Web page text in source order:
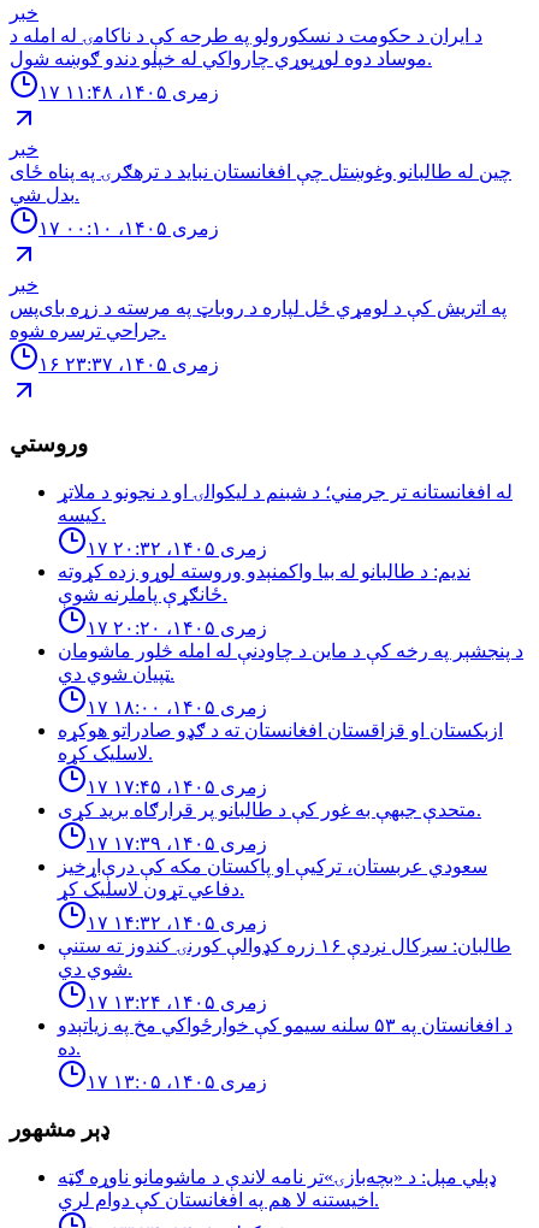
خبر
د ایران د حکومت د نسکورولو په طرحه کې د ناکامۍ له امله د
موساد دوه لوړپوړي چارواکي له خپلو دندو ګوښه شول.
۱۷ زمری ۱۴۰۵، ۱۱:۴۸
خبر
چین له طالبانو وغوښتل چې افغانستان نباید د ترهګرۍ په پناه ځای
بدل شي.
۱۷ زمری ۱۴۰۵، ۰۰:۱۰
خبر
په اتریش کې د لومړي ځل لپاره د روباټ په مرسته د زړه بای‌پس
جراحي ترسره شوه.
۱۶ زمری ۱۴۰۵، ۲۳:۳۷
وروستي
له افغانستانه تر جرمني؛ د شبنم د ليكوالۍ او د نجونو د ملاتړ
كيسه.
۱۷ زمری ۱۴۰۵، ۲۰:۳۲
نديم: د طالبانو له بيا واكمنېدو وروسته لوړو زده كړوته
ځانګړې پاملرنه شوې.
۱۷ زمری ۱۴۰۵، ۲۰:۲۰
د پنجشېر په رخه کې د ماین د چاودنې له امله څلور ماشومان
ټپیان شوي دي.
۱۷ زمری ۱۴۰۵، ۱۸:۰۰
ازبكستان او قزاقستان افغانستان ته د ګډو صادراتو هوكړه
لاسليک كړه.
۱۷ زمری ۱۴۰۵، ۱۷:۴۵
متحدې جبهې به غور کې د طالبانو پر قرارګاه بريد كړی.
۱۷ زمری ۱۴۰۵، ۱۷:۳۹
سعودي عربستان، ترکیې او پاکستان مکه کې درې‌اړخیز
دفاعي تړون لاسلیک کړ.
۱۷ زمری ۱۴۰۵، ۱۴:۳۲
طالبان: سږكال نږدې ١۶ زره كډوالې كورنۍ كندوز ته ستنې
شوي دي.
۱۷ زمری ۱۴۰۵، ۱۳:۲۴
د افغانستان په ۵۳ سلنه سيمو كې خوارځواکي مخ په زياتېدو
ده.
۱۷ زمری ۱۴۰۵، ۱۳:۰۵
ډېر مشهور
ډېلي مېل: د «بچه‌بازۍ»تر نامه لاندې د ماشومانو ناوړه ګټه
اخیستنه لا هم په افغانستان کې دوام لري.